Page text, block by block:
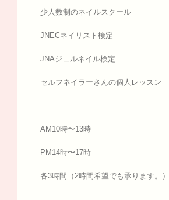
少人数制のネイルスクール
JNECネイリスト検定
JNAジェルネイル検定
セルフネイラーさんの個人レッスン
AM10時〜13時
PM14時〜17時
各3時間（2時間希望でも承ります。）